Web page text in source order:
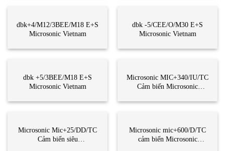
dbk+4/M12/3BEE/M18 E+S
Microsonic Vietnam
dbk -5/CEE/O/M30 E+S
Microsonic Vietnam
dbk +5/3BEE/M18 E+S
Microsonic Vietnam
Microsonic MIC+340/IU/TC
Cảm biến Microsonic
Microsonic Mic+25/DD/TC
Cảm biến siêu
Microsonic mic+600/D/TC
cảm biến Microsonic